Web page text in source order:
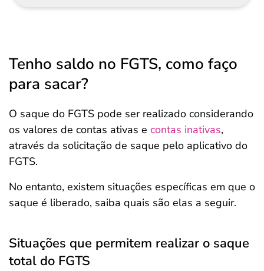
Tenho saldo no FGTS, como faço
para sacar?
O saque do FGTS pode ser realizado considerando
os valores de contas ativas e contas inativas,
através da solicitação de saque pelo aplicativo do
FGTS.
No entanto, existem situações específicas em que o
saque é liberado, saiba quais são elas a seguir.
Situações que permitem realizar o saque
total do FGTS